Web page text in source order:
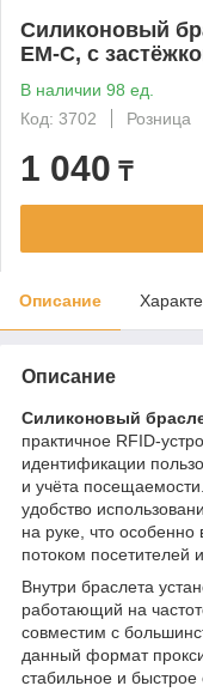
Силиконовый
EM-С, с
В наличии 98 ед.
Код: 3702
Розница
1 040 ₸
Описание
Описание
Силиконовый
практичное RFID-
идентификации
и учёта
удобство
на руке, что
потоком посетителей
Внутри браслета
работающий на
совместим с
данный формат
стабильное и быстрое